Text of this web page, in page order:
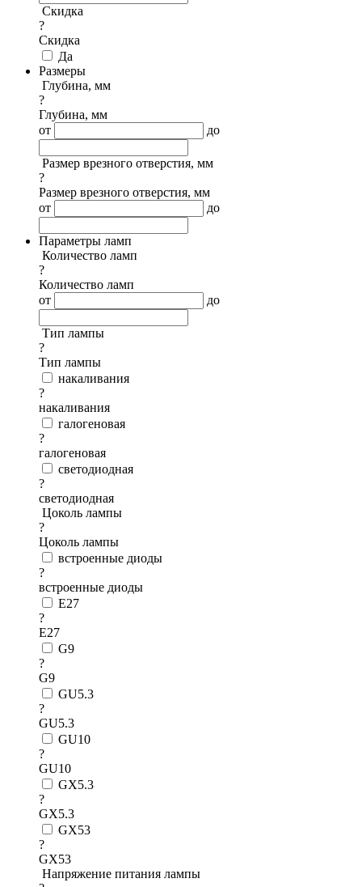
Скидка
?
Скидка
Да
Размеры
Глубина, мм
?
Глубина, мм
от
до
Размер врезного отверстия, мм
?
Размер врезного отверстия, мм
от
до
Параметры ламп
Количество ламп
?
Количество ламп
от
до
Тип лампы
?
Тип лампы
накаливания
?
накаливания
галогеновая
?
галогеновая
светодиодная
?
светодиодная
Цоколь лампы
?
Цоколь лампы
встроенные диоды
?
встроенные диоды
E27
?
E27
G9
?
G9
GU5.3
?
GU5.3
GU10
?
GU10
GX5.3
?
GX5.3
GX53
?
GX53
Напряжение питания лампы